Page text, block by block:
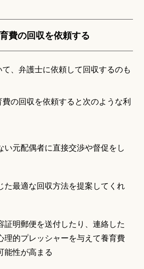
費の回収を依頼する
、弁護士に依頼して回収するのも
の回収を依頼すると次のような利
い元配偶者に直接交渉や督促をし
た最適な回収方法を提案してくれ
証明郵便を送付したり、連絡した
理的プレッシャーを与えて養育費
能性が高まる